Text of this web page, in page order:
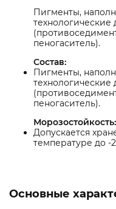
Пигменты,
технологические
пеногаситель).
Состав:
Пигменты,
технологические
пеногаситель).
Морозостойкость:
Допускается
температуре до -
Основные